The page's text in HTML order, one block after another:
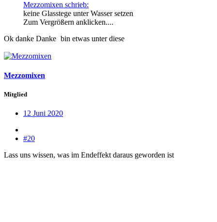
Mezzomixen schrieb:
keine Glasstege unter Wasser setzen
Zum Vergrößern anklicken....
Ok danke Danke bin etwas unter diese
Mezzomixen
Mitglied
12 Juni 2020
#20
Lass uns wissen, was im Endeffekt daraus geworden ist